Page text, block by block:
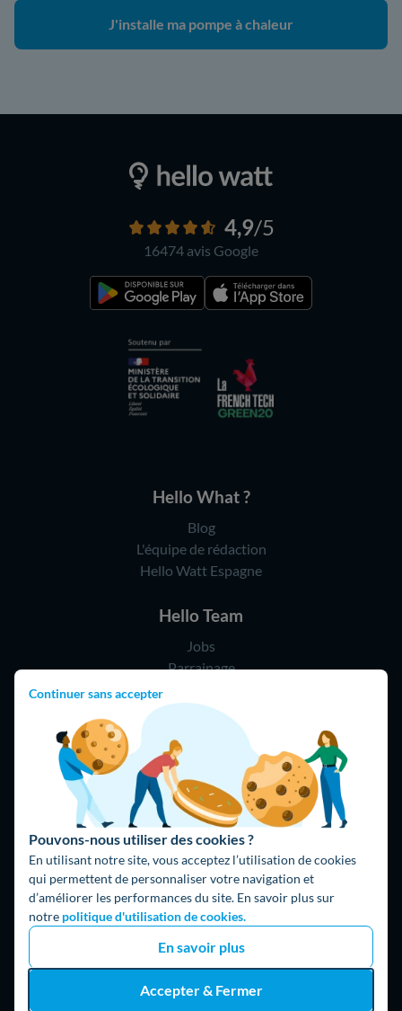
Continuer sans accepter
Pouvons-nous utiliser des cookies ?
En utilisant notre site, vous acceptez l’utilisation de cookies
qui permettent de personnaliser votre navigation et
d’améliorer les performances du site. En savoir plus sur
notre politique d'utilisation de cookies.
En savoir plus
Accepter & Fermer
J'installe ma pompe à chaleur
4,9/5
16474 avis Google
Hello What ?
Blog
L'équipe de rédaction
Hello Watt Espagne
Hello Team
Jobs
Parrainage
Rejoindre notre réseau d'artisans
09 75 18 60 60
(8h-21h)
75018 Paris
Fait avec ⚡ par Hello Watt
© 2026 Hello Watt |CGU|Mentions légales|Données
Cookies|Méthodologie et fonctionnement du